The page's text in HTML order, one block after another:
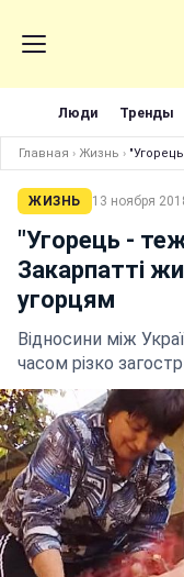
Люди Тренды
Главная › Жизнь ›
ЖИЗНЬ 13 ноября
"Угорець -
Закарпатті
угорцям
Відносини між
часом різко